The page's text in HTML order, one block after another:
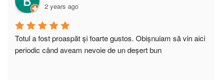
2 years ago
Totul a fost proaspăt și foarte gustos. Obișnuiam să vin aici
periodic când aveam nevoie de un deșert bun